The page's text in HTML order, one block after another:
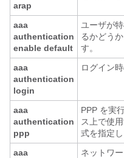
arap
aaa
authentication
enable default
ユーザが
るかどう
す。
aaa
authentication
login
ログイン
aaa
authentication
ppp
PPP を実
ス上で使
式を指定し
aaa
ネットワ